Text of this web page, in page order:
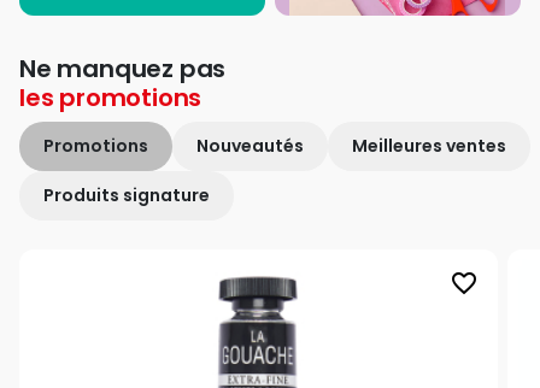
Ne manquez pas
les promotions
Promotions Nouveautés Meilleures ventes
Produits signature
favorite_border